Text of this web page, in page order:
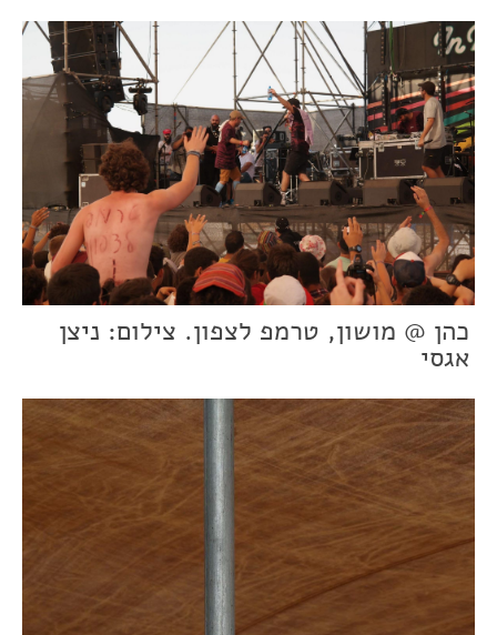
כהן @ מושון, טרמפ לצפון. צילום: ניצן
אגסי